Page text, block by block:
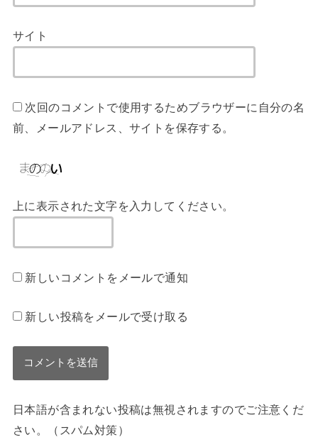
サイト
次回のコメントで使用するためブラウザーに自分の名
前、メールアドレス、サイトを保存する。
上に表示された文字を入力してください。
新しいコメントをメールで通知
新しい投稿をメールで受け取る
日本語が含まれない投稿は無視されますのでご注意くだ
さい。（スパム対策）